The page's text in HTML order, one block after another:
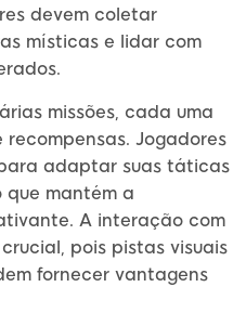
devem coletar
místicas e lidar com
missões, cada uma
Jogadores
adaptar suas táticas
que mantém a
A interação com
pois pistas visuais
fornecer vantagens